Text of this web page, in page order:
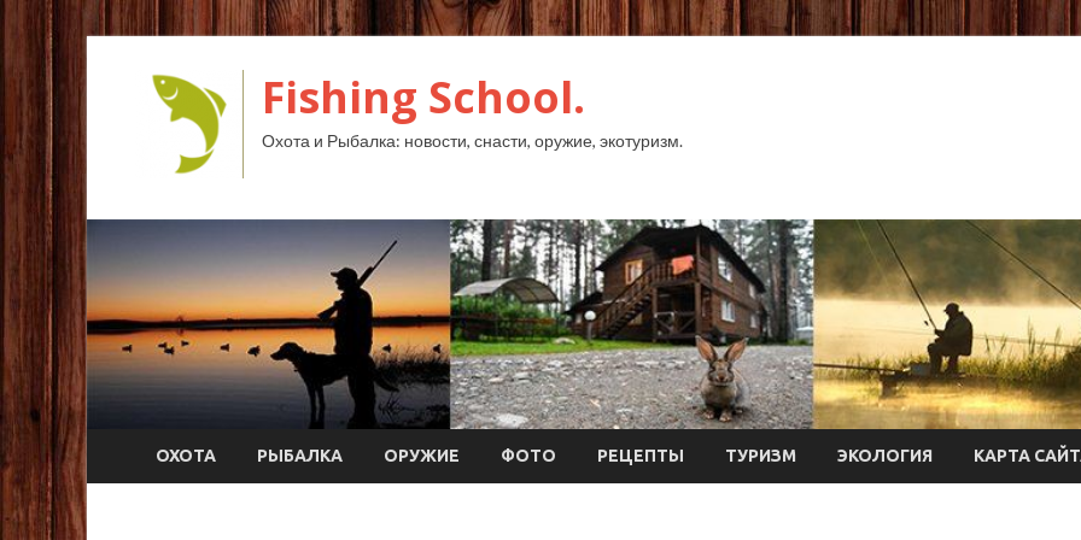
Fishing School.
Охота и Рыбалка: новости, снасти, оружие, экотуризм.
ОХОТА РЫБАЛКА ОРУЖИЕ ФОТО РЕЦЕПТЫ ТУРИЗМ ЭКОЛОГИЯ КАРТА